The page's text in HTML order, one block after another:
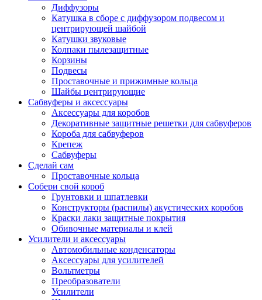
Диффузоры
Катушка в сборе с диффузором подвесом и
центрирующей шайбой
Катушки звуковые
Колпаки пылезащитные
Корзины
Подвесы
Проставочные и прижимные кольца
Шайбы центрирующие
Сабвуферы и аксессуары
Аксессуары для коробов
Декоративные защитные решетки для сабвуферов
Короба для сабвуферов
Крепеж
Сабвуферы
Сделай сам
Проставочные кольца
Собери свой короб
Грунтовки и шпатлевки
Конструкторы (распилы) акустических коробов
Краски лаки защитные покрытия
Обивочные материалы и клей
Усилители и аксессуары
Автомобильные конденсаторы
Аксессуары для усилителей
Вольтметры
Преобразователи
Усилители